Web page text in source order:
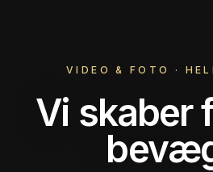
VIDEO & FOTO ·
Vi skaber